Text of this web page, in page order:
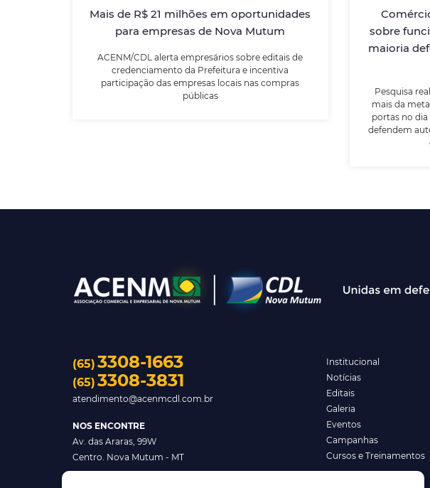
Mais de R$ 21 milhões em oportunidades
para empresas de Nova Mutum
ACENM/CDL alerta empresários sobre editais de
credenciamento da Prefeitura e incentiva
participação das empresas locais nas compras
públicas
incentiva participação das empresas locais
nas compras públicas
LEIA MAIS
sobre
maioria
Pesquisa
mais da
portas no
defendem
Pesquisa
junho,
(65) 3308-1663
(65) 3308-3831
atendimento@acenmcdl.com.br
NOS ENCONTRE
Av. das Araras, 99W
Centro. Nova Mutum - MT
Institucional
Notícias
Editais
Galeria
Eventos
Campanhas
Cursos e Treinamentos